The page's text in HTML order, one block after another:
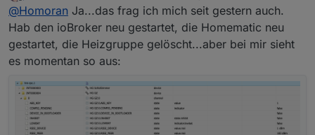
ich denke es sind diese hier
und wieso steht da 20.0 bei LOWBAT drin???
Offline
@Homoran Ja...das frag ich mich seit gestern auch.
Hab den ioBroker neu gestartet, die Homematic neu
gestartet, die Heizgruppe gelöscht...aber bei mir sieht
es momentan so aus: